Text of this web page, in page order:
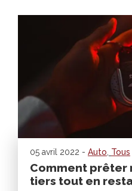
05 avril 2022 - Auto Tous
Comment prêter
tiers tout en